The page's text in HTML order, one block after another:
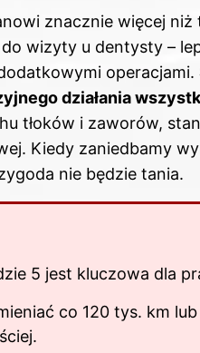
znacznie więcej
wizyty u dentysty –
operacjami.
działania
tłoków i zaworów,
Kiedy zaniedbamy
nie będzie tania.
5 jest kluczowa dla
co 120 tys. km